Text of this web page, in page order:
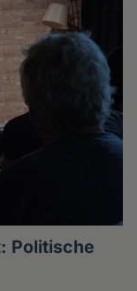
Politische